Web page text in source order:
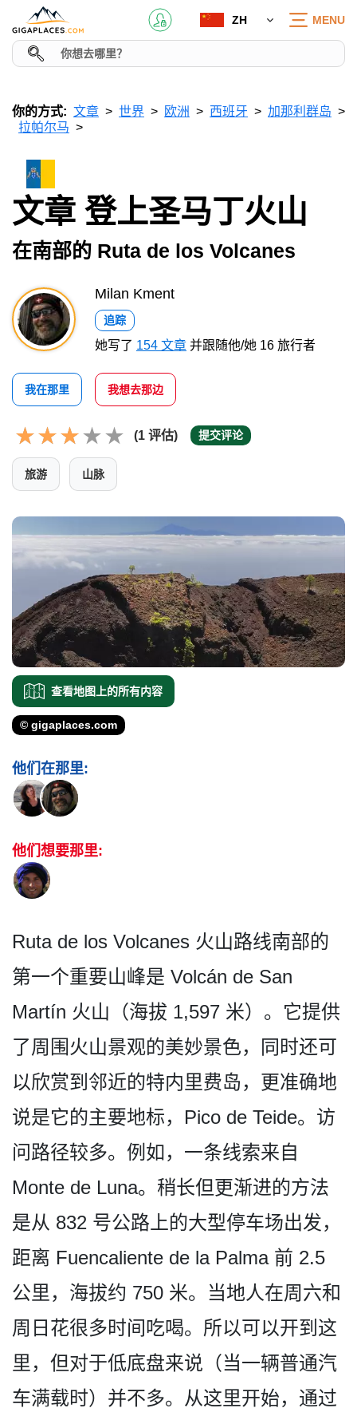
ZH MENU
你的方式: 文章 世界 欧洲 西班牙
加那利群岛
拉帕尔马
文章 登上圣马丁火山
在南部的 Ruta de los Volcanes
Milan Kment
追踪
她写了 154 文章 并跟随他/她 16 旅行者
我在那里 我想去那边
(1 评估) 提交评论
旅游 山脉
查看地图上的所有内容
© gigaplaces.com
他们在那里:
他们想要那里:
Ruta de los Volcanes 火山路线南部的
第一个重要山峰是 Volcán de San
Martín 火山（海拔 1,597 米）。它提供
了周围火山景观­的美妙景色，同时还可
以欣赏到邻近的特内里费岛，更­准确地
说是它的主要地标，Pi­co de Teide。访
问路径较多。例如­，一条线索来自
Monte de Luna。稍长但更渐进的方法
是从 832 号公路上的大型停车场出发，
距离 Fuencaliente de la Palma 前 2.5
公里，海拔约 750 米。当地人在周六和
周日花很­多时间吃喝。所以可以开到这
里，但对于低底盘来说（­当一辆普通汽
车满载时）并不多。从这里开始，通过